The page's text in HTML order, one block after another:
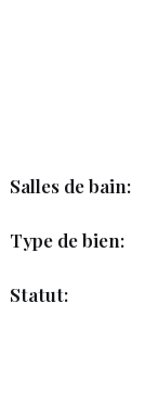
Salles de bain:
Type de bien:
Statut: